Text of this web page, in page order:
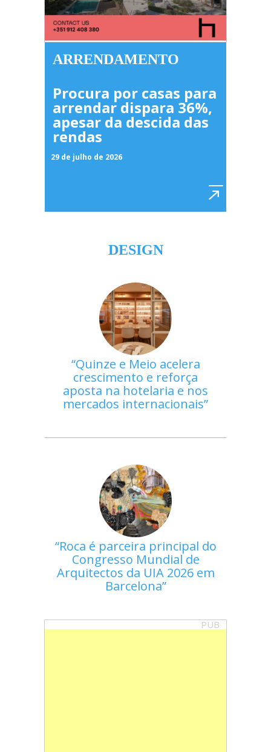
ARRENDAMENTO
Procura por casas para
arrendar dispara 36%,
apesar da descida das
rendas
29 de julho de 2026
DESIGN
Quinze e Meio acelera
crescimento e reforça
aposta na hotelaria e nos
mercados internacionais
Roca é parceira principal do
Congresso Mundial de
Arquitectos da UIA 2026 em
Barcelona
PUB